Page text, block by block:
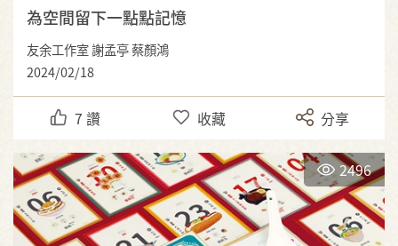
為空間留下一點點記憶
友余工作室 謝孟亭 蔡顏鴻
2024/02/18
7 讚 收藏 分享
2496